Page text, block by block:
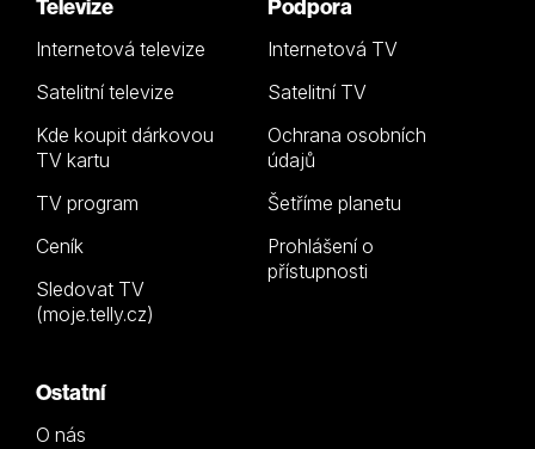
Televize
Internetová televize
Satelitní televize
Kde koupit dárkovou
TV kartu
TV program
Ceník
Sledovat TV
(moje.telly.cz)
Podpora
Internetová TV
Satelitní TV
Ochrana osobních
údajů
Šetříme planetu
Prohlášení o
přístupnosti
Ostatní
O nás